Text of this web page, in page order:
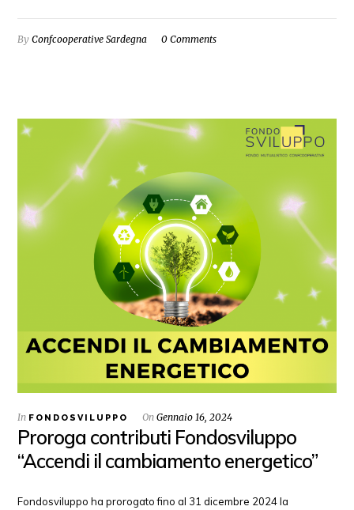
ByConfcooperative Sardegna 0 Comments
In FONDOSVILUPPO OnGennaio 16, 2024
Proroga contributi Fondosviluppo
“Accendi il cambiamento energetico”
Fondosviluppo ha prorogato fino al 31 dicembre 2024 la